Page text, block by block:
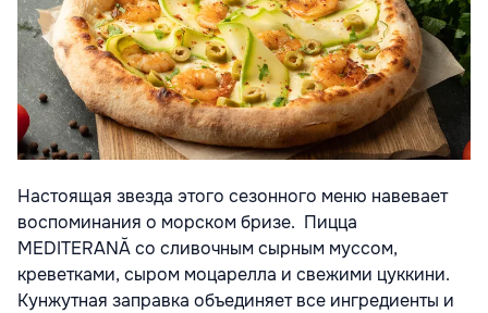
Настоящая звезда этого сезонного меню навевает
воспоминания о морском бризе. Пицца
MEDITERANĂ со сливочным сырным муссом,
креветками, сыром моцарелла и свежими цуккини.
Кунжутная заправка объединяет все ингредиенты и